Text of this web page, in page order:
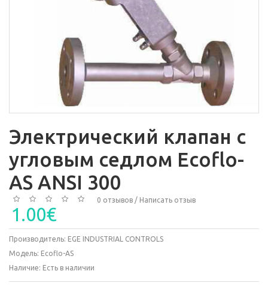
Электрический клапан с
угловым седлом Ecoflo-
AS ANSI 300
0 отзывов / Написать отзыв
1.00€
Производитель: EGE INDUSTRIAL CONTROLS
Модель: Ecoflo-AS
Наличие: Есть в наличии